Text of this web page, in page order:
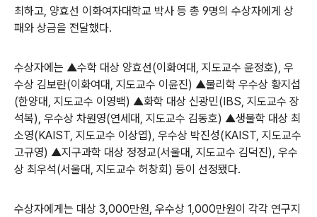
최하고, 양효선 이화여자대학교 박사 등 총 9명의 수상자에게 상
패와 상금을 전달했다.
수상자에는 ▲수학 대상 양효선(이화여대, 지도교수 윤정호), 우
수상 김보란(이화여대, 지도교수 이윤진) ▲물리학 우수상 황지섭
(한양대, 지도교수 이영백) ▲화학 대상 신광민(IBS, 지도교수 장
석복), 우수상 차원영(연세대, 지도교수 김동호) ▲생물학 대상 최
소영(KAIST, 지도교수 이상엽), 우수상 박진성(KAIST, 지도교수
고규영) ▲지구과학 대상 정정교(서울대, 지도교수 김덕진), 우수
상 최우석(서울대, 지도교수 허창회) 등이 선정됐다.
수상자에게는 대상 3,000만원, 우수상 1,000만원이 각각 연구지